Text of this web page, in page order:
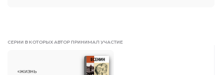
СЕРИИ В КОТОРЫХ АВТОР ПРИНИМАЛ УЧАСТИЕ
«ЖИЗНЬ